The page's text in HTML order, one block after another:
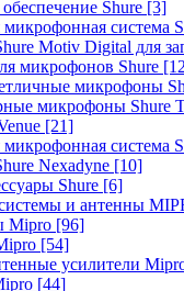
Shure [3]
микрофонная система
Motiv Digital для
микрофонов Shure
микрофоны
микрофоны Shure
[21]
микрофонная система
Nexadyne [10]
Shure [6]
и антенны
Mipro [96]
[54]
усилители
[44]